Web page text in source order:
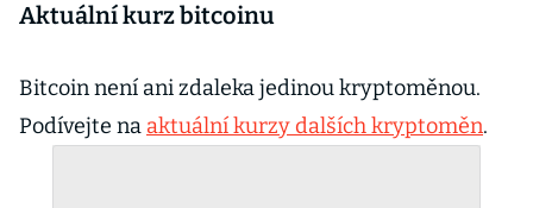
Aktuální kurz bitcoinu
Bitcoin není ani zdaleka jedinou kryptoměnou.
Podívejte na aktuální kurzy dalších kryptoměn.